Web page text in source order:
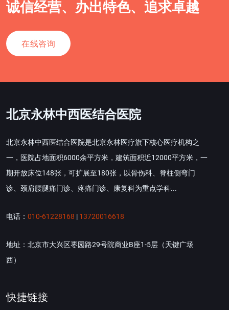
诚信经营、办出特色、追求卓越
在线咨询
北京永林中西医结合医院
北京永林中西医结合医院是北京永林医疗旗下核心医疗机构之
一，医院占地面积6000余平方米，建筑面积近12000平方米，一
期开放床位148张，可扩展至180张，以骨伤科、脊柱侧弯门
诊、颈肩腰腿痛门诊、疼痛门诊、康复科为重点学科...
电话： 010-61228168 | 13720016618
地址：北京市大兴区枣园路29号院商业B座1-5层（天键广场
西）
快捷链接